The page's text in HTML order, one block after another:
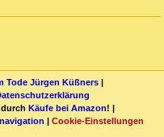
Tode Jürgen Küßners |
durch Käufe bei Amazon! |
| Cookie-Einstellungen